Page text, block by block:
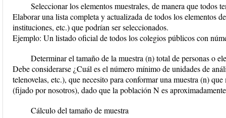
Seleccionar los elementos muestrales, de manera que todos
Elaborar una lista completa y actualizada de todos los elementos
instituciones, etc.) que podrían ser seleccionados.
Ejemplo: Un listado oficial de todos los colegios públicos con
Determinar el tamaño de la muestra (n) total de personas o
Debe considerarse ¿Cuál es el número mínimo de unidades de
telenovelas, etc.), que necesito para conformar una muestra (n)
(fijado por nosotros), dado que la población N es
Cálculo del tamaño de muestra